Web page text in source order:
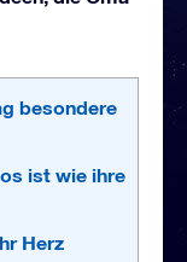
besondere
ist wie ihre
Herz